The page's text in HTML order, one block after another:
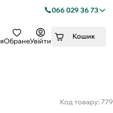
066 029 36 73
ОбранеУвійти
Кошик
Код товару: 779